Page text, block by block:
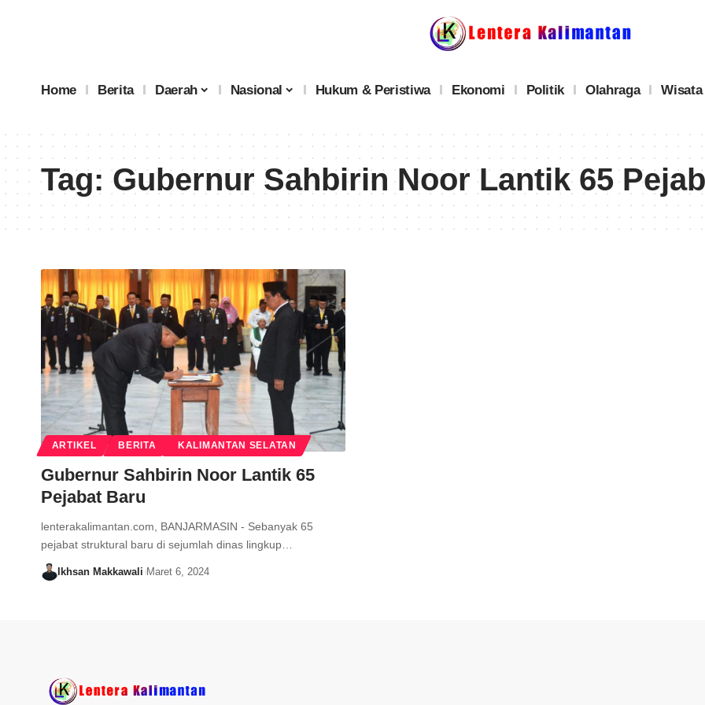
Home Berita Daerah Nasional Hukum & Peristiwa Ekonomi Politik Olahraga Wisata
Tag:Gubernur Sahbirin Noor Lantik 65
ARTIKEL BERITA KALIMANTAN SELATAN
Gubernur Sahbirin Noor Lantik 65
Pejabat Baru
lenterakalimantan.com, BANJARMASIN - Sebanyak 65
pejabat struktural baru di sejumlah dinas lingkup…
Ikhsan Makkawali Maret 6, 2024